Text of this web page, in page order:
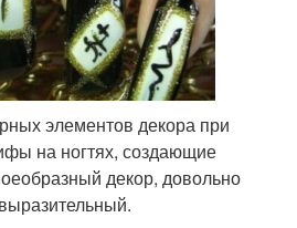
элементов декора при
на ногтях, создающие
декор, довольно